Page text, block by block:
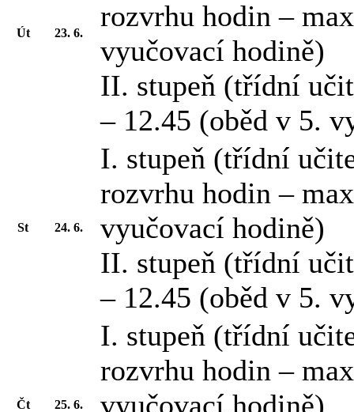
Út 23. 6.
rozvrhu hodin –
vyučovací hodině)
II. stupeň (třídní
– 12.45 (oběd v 5.
St 24. 6.
I. stupeň (třídní
rozvrhu hodin –
vyučovací hodině)
II. stupeň (třídní
– 12.45 (oběd v 5.
Čt 25. 6.
I. stupeň (třídní
rozvrhu hodin –
vyučovací hodině)